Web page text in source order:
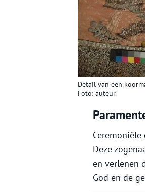
Detail van een
Foto: auteur.
Deze
en verlenen
God en de